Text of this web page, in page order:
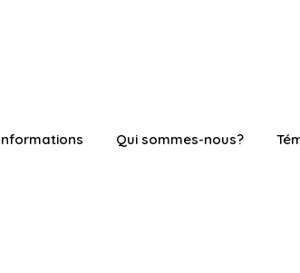
Qui sommes-nous?